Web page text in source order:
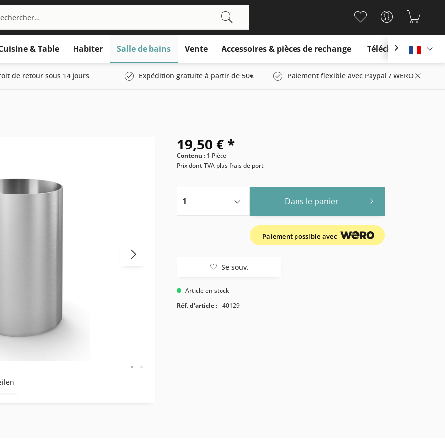
& Table Habiter Salle de bains Vente Accessoires & pièces de rechange Télécharger

de retour sous 14 jours Expédition gratuite à partir de 50€ Paiement flexible avec Paypal / WERO
19,50 € *
Contenu : 1 Pièce
Prix dont TVA plus frais de port
Dans le panier
Paiement possible avec
Se souv.
Article en stock
Réf. d'article :
40129